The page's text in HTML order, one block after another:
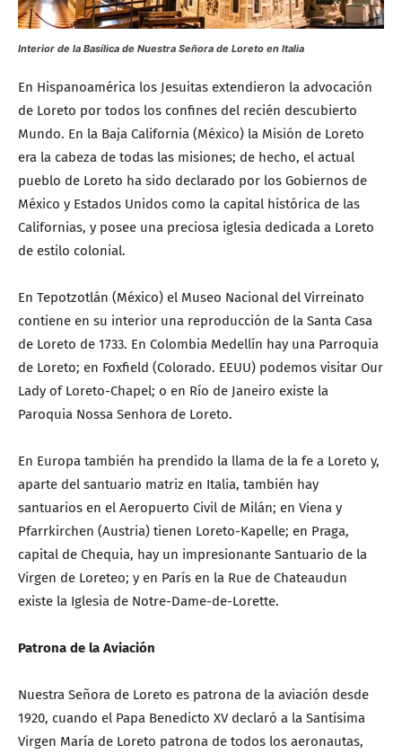
Interior de la Basílica de Nuestra Señora de Loreto en Italia
En Hispanoamérica los Jesuitas extendieron la advocación
de Loreto por todos los confines del recién descubierto
Mundo. En la Baja California (México) la Misión de Loreto
era la cabeza de todas las misiones; de hecho, el actual
pueblo de Loreto ha sido declarado por los Gobiernos de
México y Estados Unidos como la capital histórica de las
Californias, y posee una preciosa iglesia dedicada a Loreto
de estilo colonial.
En Tepotzotlán (México) el Museo Nacional del Virreinato
contiene en su interior una reproducción de la Santa Casa
de Loreto de 1733. En Colombia Medellín hay una Parroquia
de Loreto; en Foxfield (Colorado. EEUU) podemos visitar Our
Lady of Loreto-Chapel; o en Río de Janeiro existe la
Paroquia Nossa Senhora de Loreto.
En Europa también ha prendido la llama de la fe a Loreto y,
aparte del santuario matriz en Italia, también hay
santuarios en el Aeropuerto Civil de Milán; en Viena y
Pfarrkirchen (Austria) tienen Loreto-Kapelle; en Praga,
capital de Chequia, hay un impresionante Santuario de la
Virgen de Loreteo; y en París en la Rue de Chateaudun
existe la Iglesia de Notre-Dame-de-Lorette.
Patrona de la Aviación
Nuestra Señora de Loreto es patrona de la aviación desde
1920, cuando el Papa Benedicto XV declaró a la Santísima
Virgen María de Loreto patrona de todos los aeronautas,